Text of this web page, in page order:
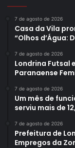
apontou.
7 de agosto de 2026
Casa da Vila
“Olhos d’Água:
7 de agosto de 2026
Londrina Futsal
Paranaense
7 de agosto de 2026
Um mês de
serviu mais de
7 de agosto de 2026
Prefeitura de
Empregos da